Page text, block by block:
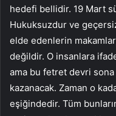
hedefi bellidir. 19 Mart
Hukuksuzdur ve
elde edenlerin
değildir. O insanlara
ama bu fetret devri
kazanacak. Zaman o
eşiğindedir. Tüm